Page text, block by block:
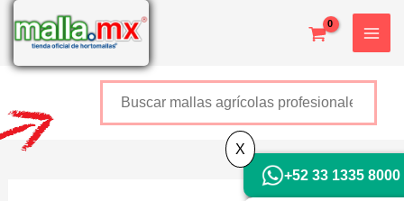
contenido
+52 800 726 2552
+52 33 1335 8000
X